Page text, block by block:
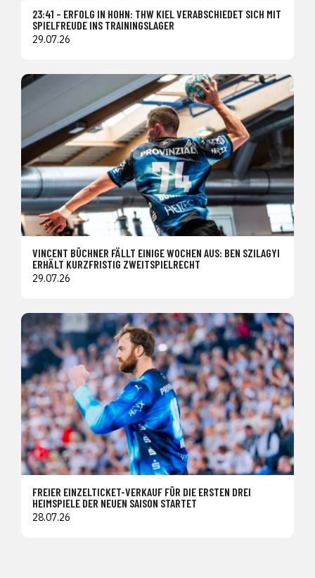
23:41 – ERFOLG IN HOHN: THW KIEL VERABSCHIEDET SICH MIT
SPIELFREUDE INS TRAININGSLAGER
29.07.26
VINCENT BÜCHNER FÄLLT EINIGE WOCHEN AUS: BEN SZILAGYI
ERHÄLT KURZFRISTIG ZWEITSPIELRECHT
29.07.26
FREIER EINZELTICKET-VERKAUF FÜR DIE ERSTEN DREI
HEIMSPIELE DER NEUEN SAISON STARTET
28.07.26